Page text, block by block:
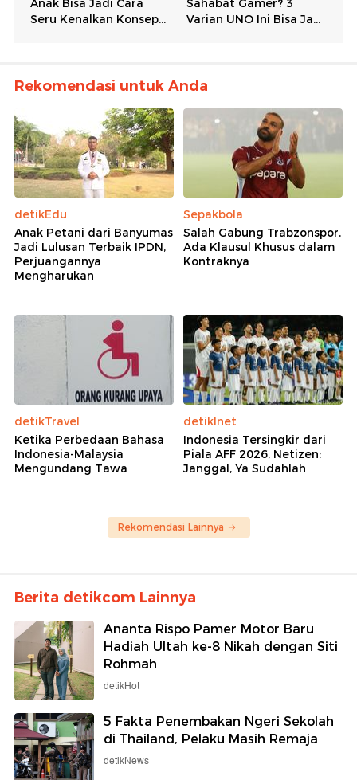
Rekomendasi untuk Anda
detikEdu
Anak Petani dari Banyumas
Jadi Lulusan Terbaik IPDN,
Perjuangannya
Mengharukan
Sepakbola
Salah Gabung Trabzonspor,
Ada Klausul Khusus dalam
Kontraknya
detikTravel
Ketika Perbedaan Bahasa
Indonesia-Malaysia
Mengundang Tawa
detikInet
Indonesia Tersingkir dari
Piala AFF 2026, Netizen:
Janggal, Ya Sudahlah
Rekomendasi Lainnya
Berita detikcom Lainnya
Ananta Rispo Pamer Motor Baru
Hadiah Ultah ke-8 Nikah dengan Siti
Rohmah
detikHot
5 Fakta Penembakan Ngeri Sekolah
di Thailand, Pelaku Masih Remaja
detikNews